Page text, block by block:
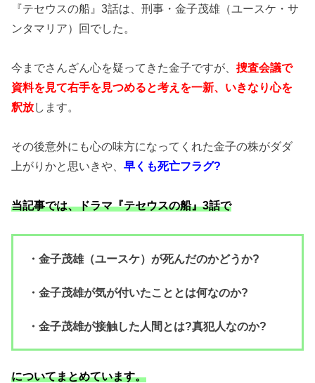
『テセウスの船』3話は、刑事・金子茂雄（ユースケ・サ
ンタマリア）回でした。
今までさんざん心を疑ってきた金子ですが、捜査会議で
資料を見て右手を見つめると考えを一新、いきなり心を
釈放します。
その後意外にも心の味方になってくれた金子の株がダダ
上がりかと思いきや、早くも死亡フラグ?
当記事では、ドラマ『テセウスの船』3話で
・金子茂雄（ユースケ）が死んだのかどうか?
・金子茂雄が気が付いたこととは何なのか?
・金子茂雄が接触した人間とは?真犯人なのか?
についてまとめています。